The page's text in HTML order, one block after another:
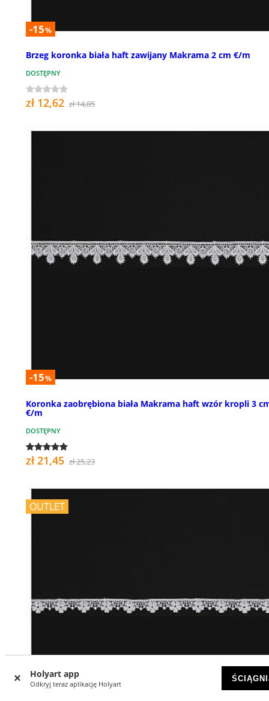
Holyart app
Odkryj teraz aplikację Holyart
-15%
Brzeg koronka biała haft zawijany Makrama 2 cm €/m
DOSTĘPNY
zł 12,62 zł 14,85
-15%
Koronka zaobrębiona biała Makrama haft wzór kropli 3
€/m
DOSTĘPNY
zł 21,45 zł 25,23
OUTLET